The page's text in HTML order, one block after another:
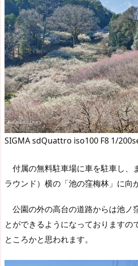
SIGMA sdQuattro iso100 F8 1/
付属の無料駐車場に車を駐車し、
ラウンド）横の「池の窪梅林」に向
公園の外の高台の道路からは池ノ
とができるようになっておりますの
ところかと思われます。